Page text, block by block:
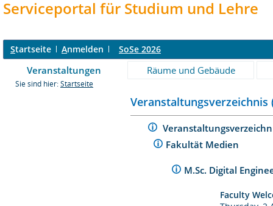
Serviceportal für Studium und Lehre
Startseite Anmelden SoSe 2026
Veranstaltungen Räume und Gebäude
Sie sind hier: Startseite
Veranstaltungsverzeichnis
Fakultät Medien
M.Sc. Digital
Faculty